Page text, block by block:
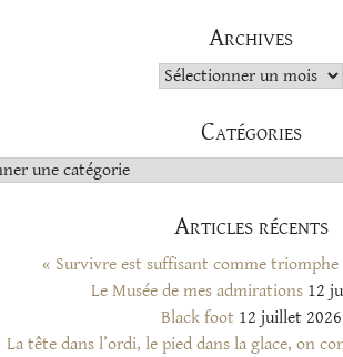
Archives
Archives
Catégories
Articles récents
« Survivre est suffisant comme triomphe
Le Musée de mes admirations 12
Black foot 12 juillet 2026
La tête dans l’ordi, le pied dans la glace, on